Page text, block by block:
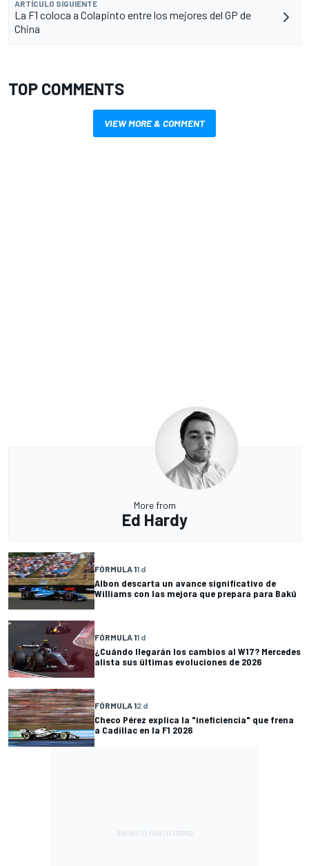
ARTÍCULO SIGUIENTE
La F1 coloca a Colapinto entre los mejores del GP de
China
TOP COMMENTS
VIEW MORE & COMMENT
More from
Ed Hardy
FÓRMULA 11 d
Albon descarta un avance significativo de
Williams con las mejora que prepara para Bakú
FÓRMULA 11 d
¿Cuándo llegarán los cambios al W17? Mercedes
alista sus últimas evoluciones de 2026
FÓRMULA 12 d
Checo Pérez explica la "ineficiencia" que frena
a Cadillac en la F1 2026